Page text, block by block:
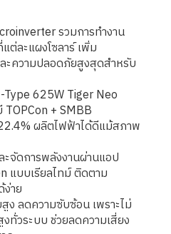
รวมการทำงาน
ต่ละแผงโซลาร์ เพิ่ม
ะความปลอดภัยสูงสุดสำหรับ
625W Tiger Neo
TOPCon + SMBB
ผลิตไฟฟ้าได้ดีแม้สภาพ
จัดการพลังงานผ่านแอป
แบบเรียลไทม์ ติดตาม
าย
ลดความซับซ้อน เพราะไม่
ทั่วระบบ ช่วยลดความเสี่ยง